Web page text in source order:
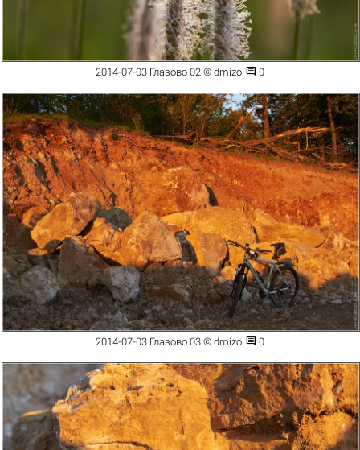
2014-07-03 Глазово 02 © dmizo  0
2014-07-03 Глазово 03 © dmizo  0